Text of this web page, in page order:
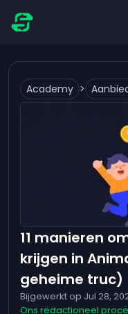
Academy >
11 manieren
krijgen in
geheime truc)
Bijgewerkt op Jul 28,
Ons redactioneel